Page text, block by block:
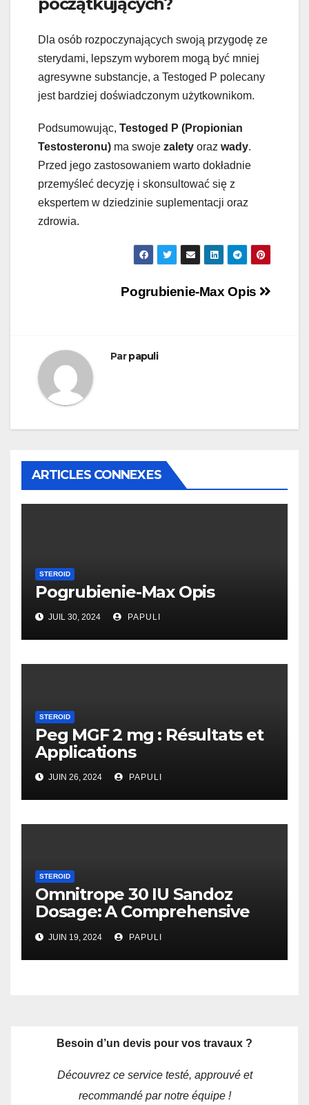
Dla osób rozpoczynających swoją przygodę ze
sterydami, lepszym wyborem mogą być mniej
agresywne substancje, a Testoged P polecany
jest bardziej doświadczonym użytkownikom.
Podsumowując, Testoged P (Propionian
Testosteronu) ma swoje zalety oraz wady.
Przed jego zastosowaniem warto dokładnie
przemyśleć decyzję i skonsultować się z
ekspertem w dziedzinie suplementacji oraz
zdrowia.
Navigation
l’article
Pogrubienie-Max Opis
Parpapuli
ARTICLES CONNEXES
STEROID
Pogrubienie-Max Opis
JUIL 30, 2024 PAPULI
STEROID
Peg MGF 2 mg : Résultats et
Applications
JUIN 26, 2024 PAPULI
STEROID
Omnitrope 30 IU Sandoz
Dosage: A Comprehensive
Guide
JUIN 19, 2024 PAPULI
Besoin d’un devis pour vos travaux ?
Découvrez ce service testé, approuvé et
recommandé par notre équipe !